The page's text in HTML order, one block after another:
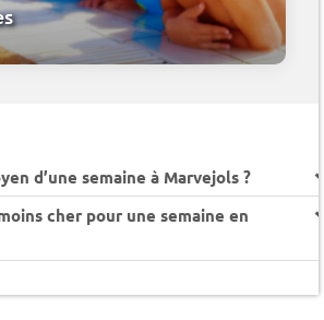
d’une semaine à Marvejols ?
cher pour une semaine en